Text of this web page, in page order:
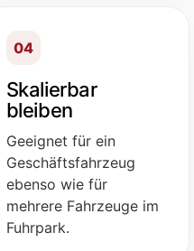
04
Skalierbar
bleiben
Geeignet für ein
Geschäftsfahrzeug
ebenso wie für
mehrere Fahrzeuge im
Fuhrpark.